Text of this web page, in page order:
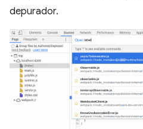
depurador.